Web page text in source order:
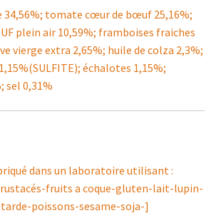
34,56%; tomate cœur de bœuf 25,16%;
plein air 10,59%; framboises fraiches
vierge extra 2,65%; huile de colza 2,3%;
échalotes 1,15%;
sel 0,31%
dans un laboratoire utilisant :
fruits a coque-gluten-lait-lupin-
poissons-sesame-soja-]